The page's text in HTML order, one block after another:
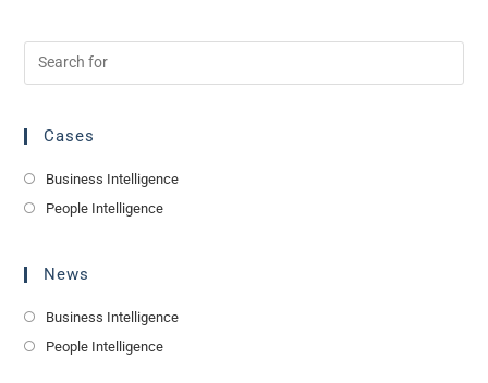
Cases
Business Intelligence
People Intelligence
News
Business Intelligence
People Intelligence